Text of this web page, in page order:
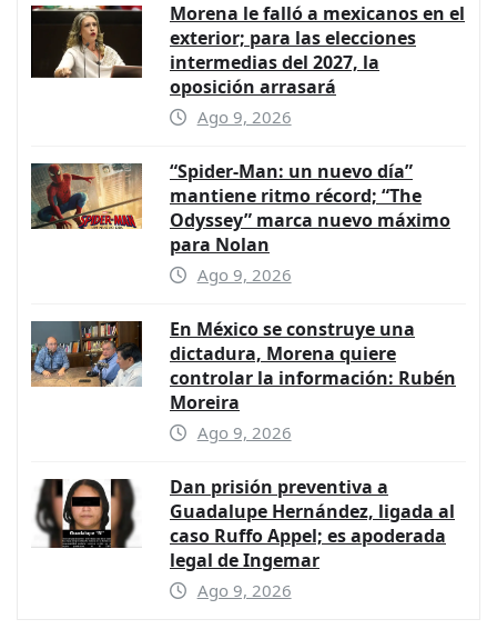
Morena le falló a mexicanos en el
exterior; para las elecciones
intermedias del 2027, la
oposición arrasará
Ago 9, 2026
“Spider-Man: un nuevo día”
mantiene ritmo récord; “The
Odyssey” marca nuevo máximo
para Nolan
Ago 9, 2026
En México se construye una
dictadura, Morena quiere
controlar la información: Rubén
Moreira
Ago 9, 2026
Dan prisión preventiva a
Guadalupe Hernández, ligada al
caso Ruffo Appel; es apoderada
legal de Ingemar
Ago 9, 2026